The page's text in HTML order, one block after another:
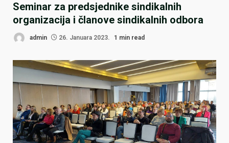
Seminar za predsjednike sindikalnih
organizacija i članove sindikalnih odbora
admin 26. Januara 2023. 1 min read